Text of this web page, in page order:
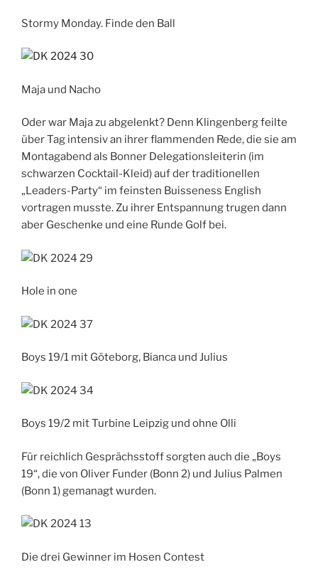
Stormy Monday. Finde den Ball
Maja und Nacho
Oder war Maja zu abgelenkt? Denn Klingenberg feilte
über Tag intensiv an ihrer flammenden Rede, die sie am
Montagabend als Bonner Delegationsleiterin (im
schwarzen Cocktail-Kleid) auf der traditionellen
„Leaders-Party“ im feinsten Buisseness English
vortragen musste. Zu ihrer Entspannung trugen dann
aber Geschenke und eine Runde Golf bei.
Hole in one
Boys 19/1 mit Göteborg, Bianca und Julius
Boys 19/2 mit Turbine Leipzig und ohne Olli
Für reichlich Gesprächsstoff sorgten auch die „Boys
19“, die von Oliver Funder (Bonn 2) und Julius Palmen
(Bonn 1) gemanagt wurden.
Die drei Gewinner im Hosen Contest